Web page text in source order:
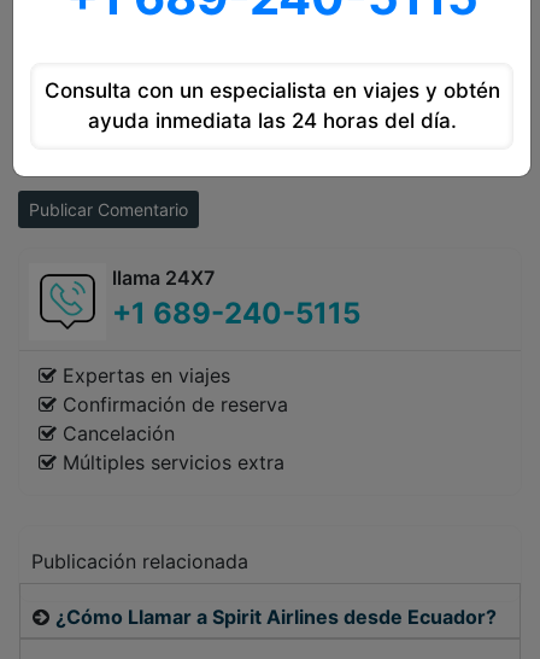
Publicar Comentario
llama 24X7
+1 689-240-5115
Expertas en viajes
Confirmación de reserva
Cancelación
Múltiples servicios extra
Publicación relacionada
¿Cómo Llamar a Spirit Airlines desde Ecuador?
Consulta con un especialista en viajes y obtén
ayuda inmediata las 24 horas del día.